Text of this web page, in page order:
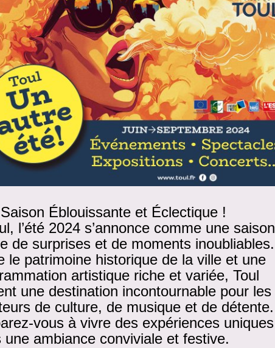
Éblouissante et Éclectique !
l’été 2024 s’annonce comme une saison
de surprises et de moments inoubliables.
le patrimoine historique de la ville et une
artistique riche et variée, Toul
une destination incontournable pour les
de culture, de musique et de détente.
vous à vivre des expériences uniques
une ambiance conviviale et festive.